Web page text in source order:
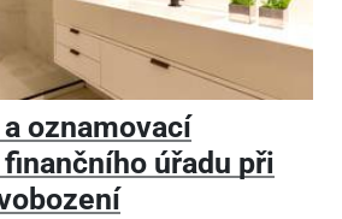
oznamovací
úřadu při